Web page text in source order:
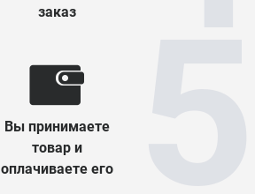
заказ
Вы принимаете
товар и
оплачиваете его